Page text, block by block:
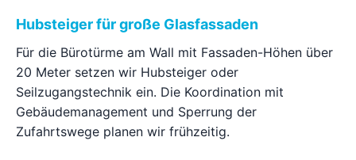
Hubsteiger für große Glasfassaden
Für die Bürotürme am Wall mit Fassaden-Höhen über
20 Meter setzen wir Hubsteiger oder
Seilzugangstechnik ein. Die Koordination mit
Gebäudemanagement und Sperrung der
Zufahrtswege planen wir frühzeitig.